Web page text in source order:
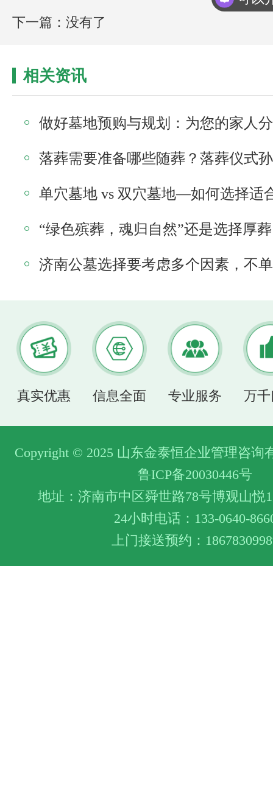
下一篇：没有了
相关资讯
“绿色殡葬，魂归自然”还是选择厚葬
真实优惠 信息全面 专业服务 万
Copyright © 2025 山东金泰恒企业管理咨询
鲁ICP备20030446号
地址：济南市中区舜世路78号博观山悦
24小时电话：133-0640-
上门接送预约：